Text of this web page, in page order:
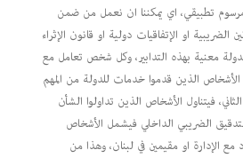
تطبيقي، اي يمكننا ان نعمل من ضمن
الضريبية او الإتفاقيات دولية او قانون الإثراء
معنية بهذه التدابير، وكل شخص تعامل مع
منذ العام 1991 وكل الأشخاص الذين قدموا خدمات للدولة من المهم
فيتناول الأشخاص الذين تداولوا الشأن
العام 1999. اما التدقيق الضريبي الداخلي فيشمل الأشخاص
مع الإدارة او مقيمين في لبنان، وهذا من